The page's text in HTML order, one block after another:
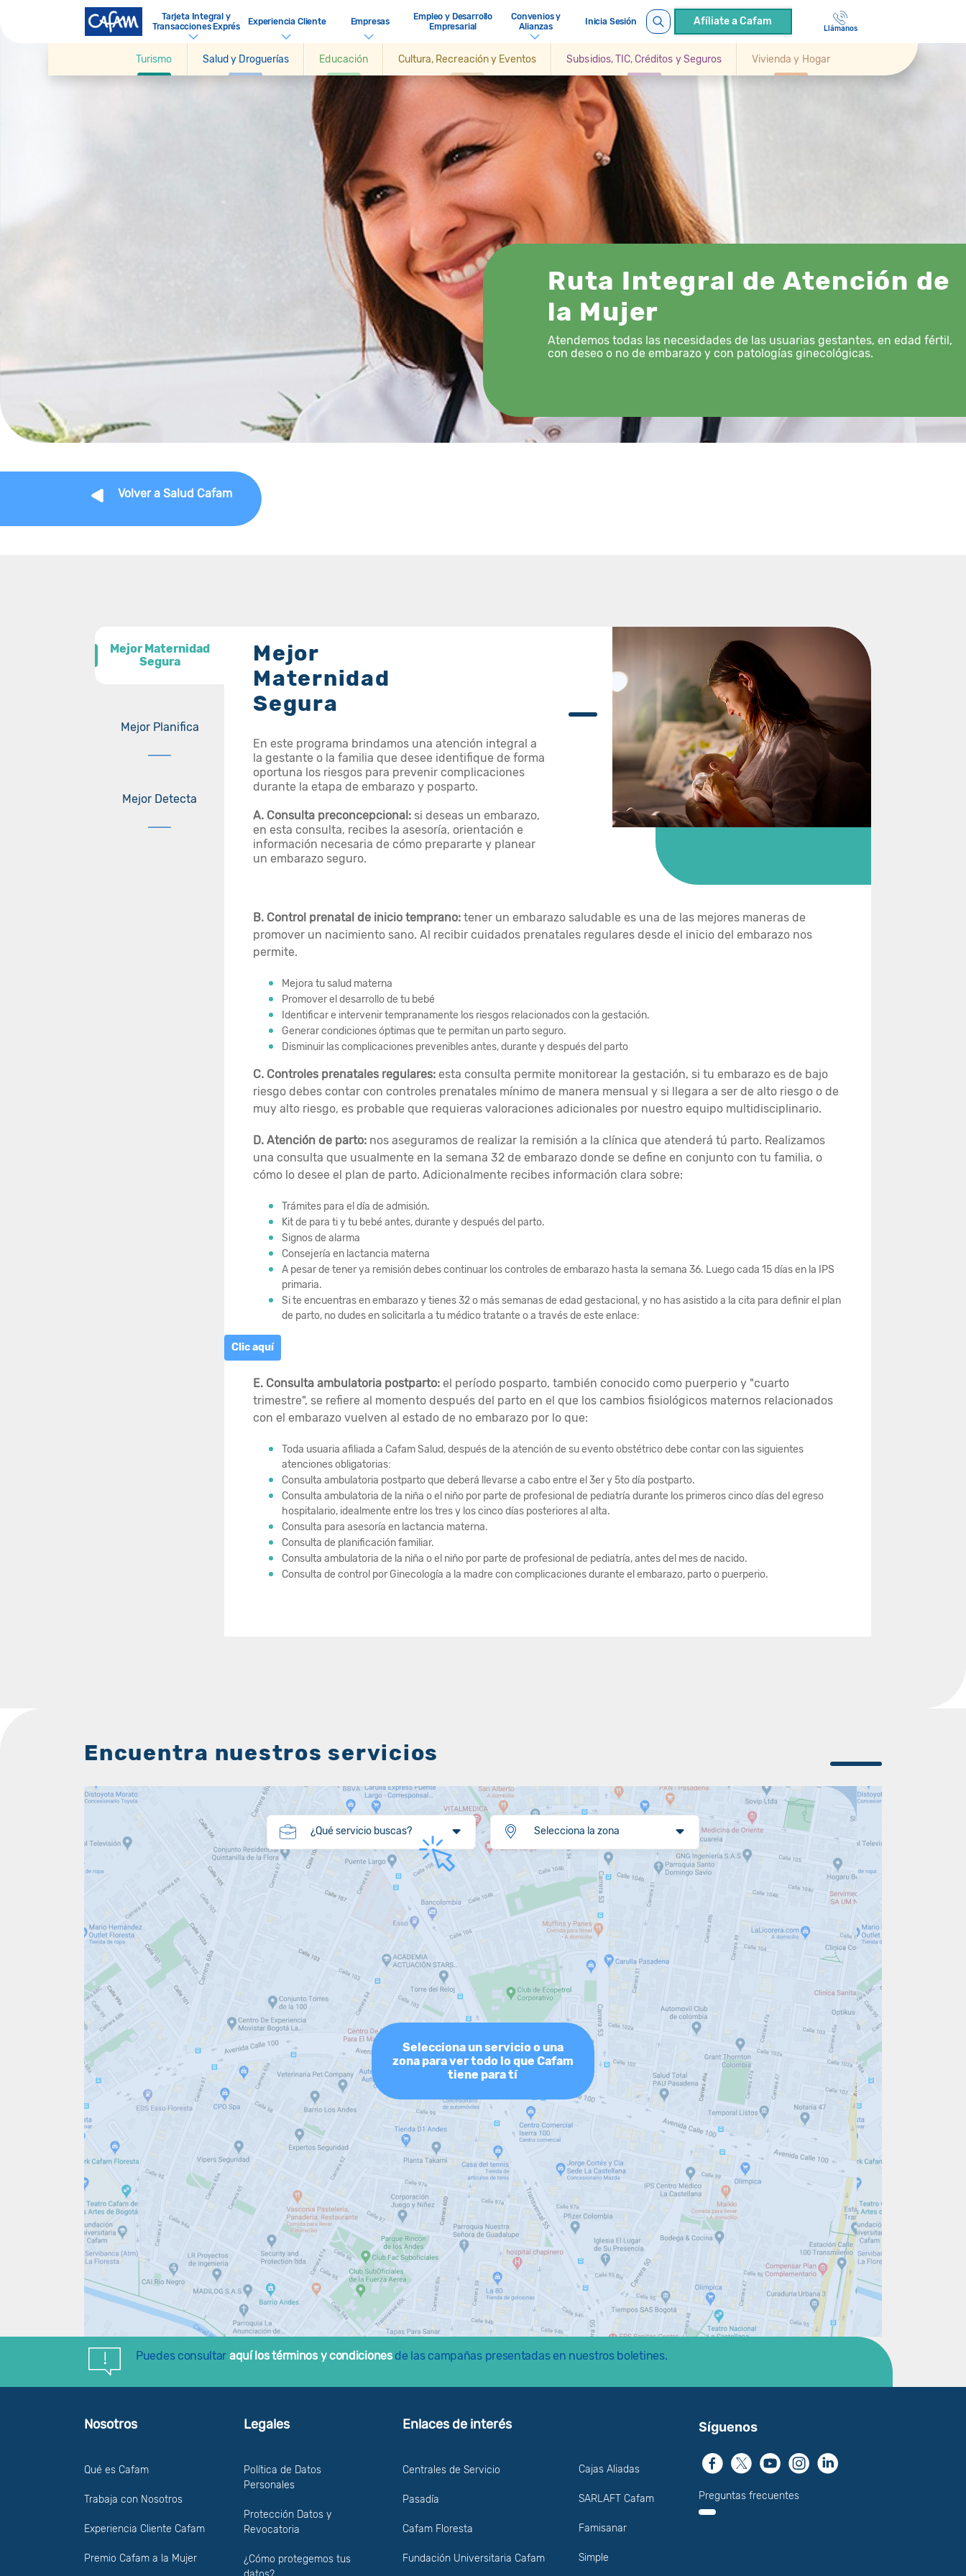
Llámanos
Tarjeta Integral y
Transacciones Exprés
Experiencia Cliente Empresas
Empleo y Desarrollo
Empresarial
Convenios y
Alianzas
Inicia Sesión Afíliate a Cafam
Turismo Salud y Droguerías Educación Cultura, Recreación y Eventos Subsidios, TIC, Créditos y Seguros Vivienda y Hogar
Ruta Integral de Atención de
la Mujer
Atendemos todas las necesidades de las usuarias gestantes, en edad fértil,
con deseo o no de embarazo y con patologías ginecológicas.
Volver a Salud Cafam
Mejor Maternidad
Segura
Mejor Maternidad
Segura
Mejor Planifica
Mejor Detecta
Mejor
Maternidad
Segura
En este programa brindamos una atención integral a
la gestante o la familia que desee identifique de forma
oportuna los riesgos para prevenir complicaciones
durante la etapa de embarazo y posparto.
A. Consulta preconcepcional: si deseas un embarazo,
en esta consulta, recibes la asesoría, orientación e
información necesaria de cómo prepararte y planear
un embarazo seguro.
B. Control prenatal de inicio temprano: tener un embarazo saludable es una de las mejores maneras de
promover un nacimiento sano. Al recibir cuidados prenatales regulares desde el inicio del embarazo nos
permite.
Mejora tu salud materna
Promover el desarrollo de tu bebé
Identificar e intervenir tempranamente los riesgos relacionados con la gestación.
Generar condiciones óptimas que te permitan un parto seguro.
Disminuir las complicaciones prevenibles antes, durante y después del parto
C. Controles prenatales regulares: esta consulta permite monitorear la gestación, si tu embarazo es de bajo
riesgo debes contar con controles prenatales mínimo de manera mensual y si llegara a ser de alto riesgo o de
muy alto riesgo, es probable que requieras valoraciones adicionales por nuestro equipo multidisciplinario.
D. Atención de parto: nos aseguramos de realizar la remisión a la clínica que atenderá tú parto. Realizamos
una consulta que usualmente en la semana 32 de embarazo donde se define en conjunto con tu familia, o
cómo lo desee el plan de parto. Adicionalmente recibes información clara sobre:
Trámites para el día de admisión.
Kit de para ti y tu bebé antes, durante y después del parto.
Signos de alarma
Consejería en lactancia materna
A pesar de tener ya remisión debes continuar los controles de embarazo hasta la semana 36. Luego cada 15 días en la IPS
primaria.
Si te encuentras en embarazo y tienes 32 o más semanas de edad gestacional, y no has asistido a la cita para definir el plan
de parto, no dudes en solicitarla a tu médico tratante o a través de este enlace:
Clic aquí
E. Consulta ambulatoria postparto: el período posparto, también conocido como puerperio y "cuarto
trimestre", se refiere al momento después del parto en el que los cambios fisiológicos maternos relacionados
con el embarazo vuelven al estado de no embarazo por lo que:
Toda usuaria afiliada a Cafam Salud, después de la atención de su evento obstétrico debe contar con las siguientes
atenciones obligatorias:
Consulta ambulatoria postparto que deberá llevarse a cabo entre el 3er y 5to día postparto.
Consulta ambulatoria de la niña o el niño por parte de profesional de pediatría durante los primeros cinco días del egreso
hospitalario, idealmente entre los tres y los cinco días posteriores al alta.
Consulta para asesoría en lactancia materna.
Consulta de planificación familiar.
Consulta ambulatoria de la niña o el niño por parte de profesional de pediatría, antes del mes de nacido.
Consulta de control por Ginecología a la madre con complicaciones durante el embarazo, parto o puerperio.
Encuentra nuestros servicios
¿Qué servicio buscas? Selecciona la zona
Selecciona un servicio o una
zona para ver todo lo que Cafam
tiene para tí
Puedes consultar aquí los términos y condiciones de las campañas presentadas en nuestros boletines.
Nosotros
Qué es Cafam
Trabaja con Nosotros
Experiencia Cliente Cafam
Premio Cafam a la Mujer
Legales
Política de Datos
Personales
Protección Datos y
Revocatoria
¿Cómo protegemos tus
Enlaces de interés
Centrales de Servicio
Pasadía
Cafam Floresta
Fundación Universitaria Cafam
Cajas Aliadas
SARLAFT Cafam
Famisanar
Simple
Síguenos
Preguntas frecuentes